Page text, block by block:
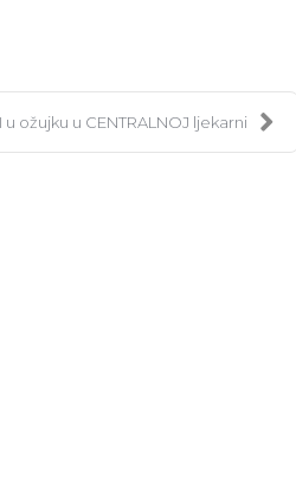
u ožujku u CENTRALNOJ ljekarni